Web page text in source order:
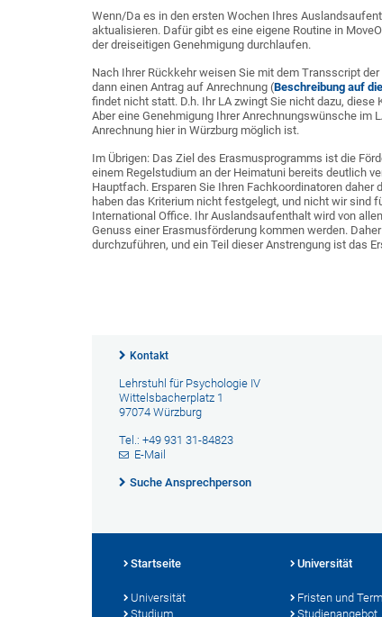
Wenn/Da es in den ersten Wochen Ihres
aktualisieren. Dafür gibt es eine eigene Routine in
der dreiseitigen Genehmigung durchlaufen.
Nach Ihrer Rückkehr weisen Sie mit dem Transscript
dann einen Antrag auf Anrechnung (Beschreibung auf
findet nicht statt. D.h. Ihr LA zwingt Sie nicht dazu,
Aber eine Genehmigung Ihrer Anrechnungswünsche im
Anrechnung hier in Würzburg möglich ist.
Im Übrigen: Das Ziel des Erasmusprogramms ist die
einem Regelstudium an der Heimatuni bereits deutlich
Hauptfach. Ersparen Sie Ihren Fachkoordinatoren
haben das Kriterium nicht festgelegt, und nicht wir sind
International Office. Ihr Auslandsaufenthalt wird von
Genuss einer Erasmusförderung kommen werden.
durchzuführen, und ein Teil dieser Anstrengung ist das
Kontakt
Lehrstuhl für Psychologie IV
Wittelsbacherplatz 1
97074 Würzburg
Tel.: +49 931 31-84823
E-Mail
Suche Ansprechperson
Startseite
Universität
Studium
Universität
Fristen und
Studienangebot